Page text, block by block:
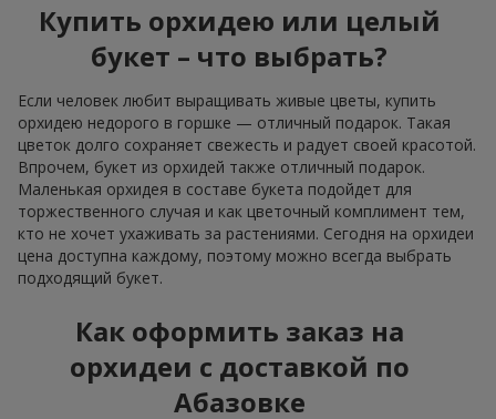
Купить орхидею или целый
букет – что выбрать?
Если человек любит выращивать живые цветы, купить
орхидею недорого в горшке — отличный подарок. Такая
цветок долго сохраняет свежесть и радует своей красотой.
Впрочем, букет из орхидей также отличный подарок.
Маленькая орхидея в составе букета подойдет для
торжественного случая и как цветочный комплимент тем,
кто не хочет ухаживать за растениями. Сегодня на орхидеи
цена доступна каждому, поэтому можно всегда выбрать
подходящий букет.
Как оформить заказ на
орхидеи с доставкой по
Абазовке